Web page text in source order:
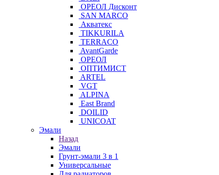
ОРЕОЛ Дисконт
SAN MARCO
Акватекс
TIKKURILA
TERRACO
AvantGarde
ОРЕОЛ
ОПТИМИСТ
ARTEL
VGT
ALPINA
East Brand
DOILID
UNICOAT
Эмали
Назад
Эмали
Грунт-эмали 3 в 1
Универсальные